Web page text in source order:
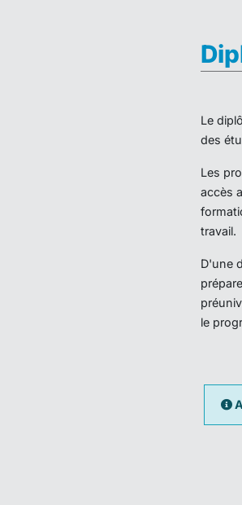
Le
des
Les
accès
travail.
D'une
le